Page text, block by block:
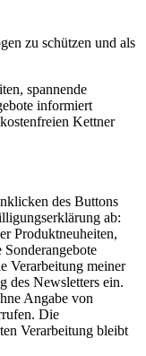
zu schützen und als
spannende
informiert
Kettner
des Buttons
ab:
Produktneuheiten,
Verarbeitung meiner
des Newsletters ein.
Angabe von
Die
Verarbeitung bleibt